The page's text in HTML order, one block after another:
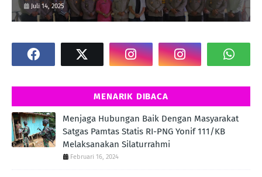
Juli 14, 2025
MENARIK DIBACA
Menjaga Hubungan Baik Dengan Masyarakat
Satgas Pamtas Statis RI-PNG Yonif 111/KB
Melaksanakan Silaturrahmi
Februari 16, 2024